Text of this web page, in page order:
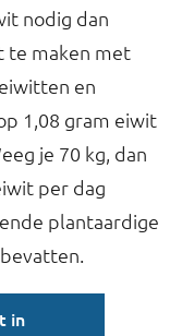
nodig dan
te maken met
en
1,08 gram eiwit
je 70 kg, dan
per dag
plantaardige
in